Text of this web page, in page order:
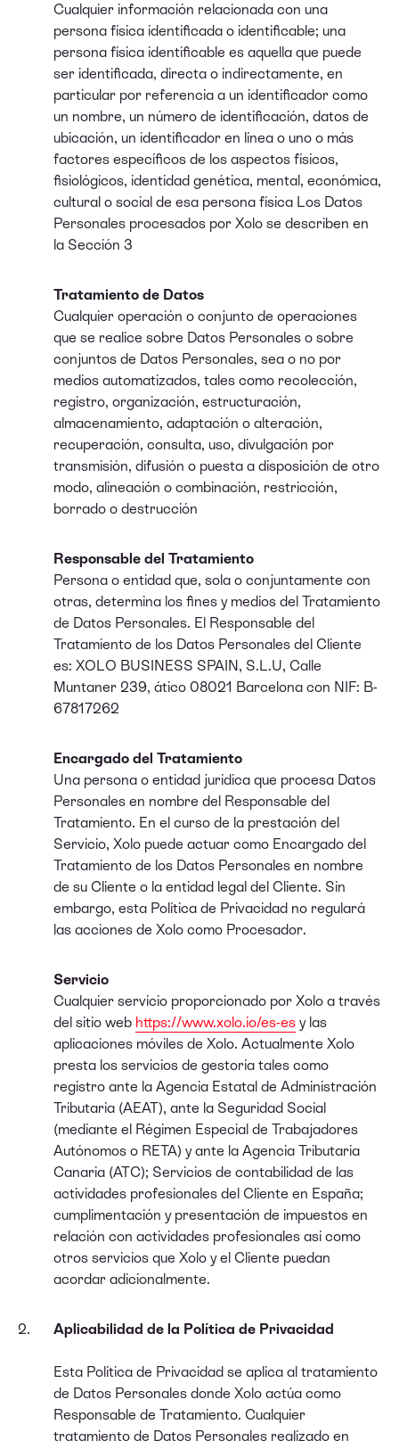
Cualquier información relacionada con una
persona física identificada o identificable; una
persona física identificable es aquella que puede
ser identificada, directa o indirectamente, en
particular por referencia a un identificador como
un nombre, un número de identificación, datos de
ubicación, un identificador en línea o uno o más
factores específicos de los aspectos físicos,
fisiológicos, identidad genética, mental, económica,
cultural o social de esa persona física Los Datos
Personales procesados por Xolo se describen en
la Sección 3
Tratamiento de Datos
Cualquier operación o conjunto de operaciones
que se realice sobre Datos Personales o sobre
conjuntos de Datos Personales, sea o no por
medios automatizados, tales como recolección,
registro, organización, estructuración,
almacenamiento, adaptación o alteración,
recuperación, consulta, uso, divulgación por
transmisión, difusión o puesta a disposición de otro
modo, alineación o combinación, restricción,
borrado o destrucción
Responsable del Tratamiento
Persona o entidad que, sola o conjuntamente con
otras, determina los fines y medios del Tratamiento
de Datos Personales. El Responsable del
Tratamiento de los Datos Personales del Cliente
es: XOLO BUSINESS SPAIN, S.L.U, Calle
Muntaner 239, ático 08021 Barcelona con NIF: B-
67817262
Encargado del Tratamiento
Una persona o entidad jurídica que procesa Datos
Personales en nombre del Responsable del
Tratamiento. En el curso de la prestación del
Servicio, Xolo puede actuar como Encargado del
Tratamiento de los Datos Personales en nombre
de su Cliente o la entidad legal del Cliente. Sin
embargo, esta Política de Privacidad no regulará
las acciones de Xolo como Procesador.
Servicio
Cualquier servicio proporcionado por Xolo a través
del sitio web https://www.xolo.io/es-es y las
aplicaciones móviles de Xolo. Actualmente Xolo
presta los servicios de gestoría tales como
registro ante la Agencia Estatal de Administración
Tributaria (AEAT), ante la Seguridad Social
(mediante el Régimen Especial de Trabajadores
Autónomos o RETA) y ante la Agencia Tributaria
Canaria (ATC); Servicios de contabilidad de las
actividades profesionales del Cliente en España;
cumplimentación y presentación de impuestos en
relación con actividades profesionales así como
otros servicios que Xolo y el Cliente puedan
acordar adicionalmente.
Aplicabilidad de la Política de Privacidad
Esta Política de Privacidad se aplica al tratamiento
de Datos Personales donde Xolo actúa como
Responsable de Tratamiento. Cualquier
tratamiento de Datos Personales realizado en